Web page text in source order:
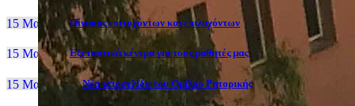
15 Μαι, 26 Πίνακας επιτυχόντων και επιλαχόντων
15 Μαι, 26 Εξεταστικά κέντρα για τους μαθητές μας
15 Μαι, 2026 Νέα ιστοσελίδα του Ομίλου Ρητορικής